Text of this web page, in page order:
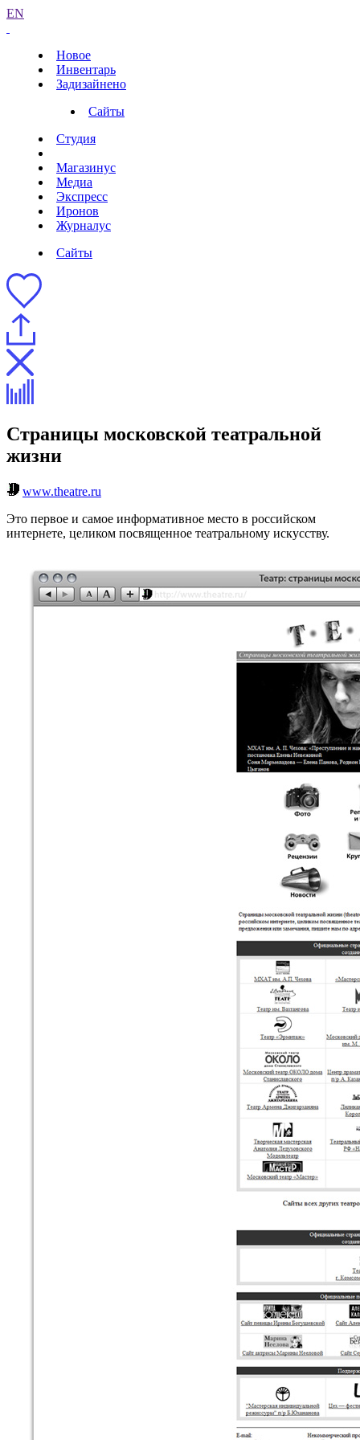
EN
Новое
Инвентарь
Задизайнено
Сайты
Студия
Магазинус
Медиа
Экспресс
Иронов
Журналус
Сайты
Страницы московской театральной
жизни
www.theatre.ru
Это первое и самое информативное место в российском
интернете, целиком посвященное театральному искусству.